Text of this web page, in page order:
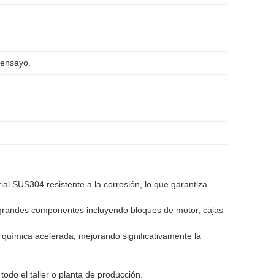
SUS304 resistente a la corrosión, lo que garantiza
componentes incluyendo bloques de motor, cajas
acelerada, mejorando significativamente la
el taller o planta de producción.